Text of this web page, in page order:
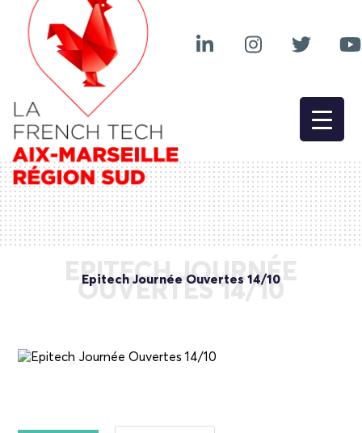
EPITECH JOURNÉE
OUVERTES 14/10
Epitech Journée Ouvertes 14/10